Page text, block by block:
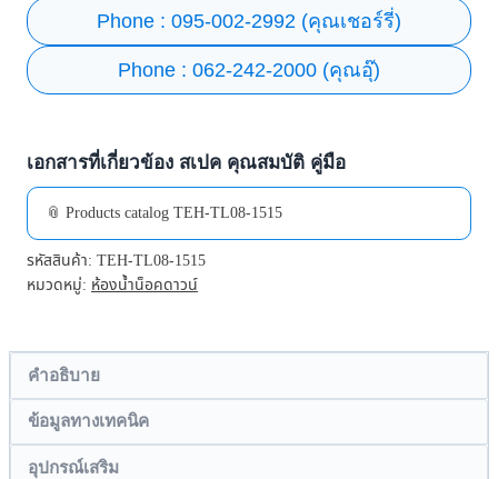
Phone : 095-002-2992 (คุณเชอร์รี่)
Phone : 062-242-2000 (คุณอุ๊)
เอกสารที่เกี่ยวข้อง สเปค คุณสมบัติ คู่มือ
📎 Products catalog TEH-TL08-1515
รหัสสินค้า: TEH-TL08-1515
หมวดหมู่: ห้องน้ำน็อคดาวน์
คำอธิบาย
ข้อมูลทางเทคนิค
อุปกรณ์เสริม